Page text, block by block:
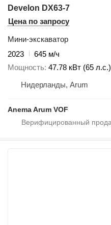
Develon DX63-7
Цена по запросу
Мини-экскаватор
2023
645 м/ч
Мощность 47.78 кВт (65 л.с.)
Нидерланды, Arum
Anema Arum VOF